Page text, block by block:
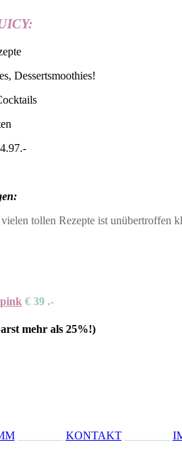
Dessertsmoothies!
tollen Rezepte ist unübertroffen
€ 39 .-
mehr als 25%!)
________ KONTAKT________